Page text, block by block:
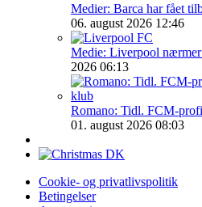
Medier: Barca har fået
06. august 2026 12:46
Medie: Liverpool
2026 06:13
Romano: Tidl. FCM-
01. august 2026 08:03
Cookie- og privatlivspolitik
Betingelser